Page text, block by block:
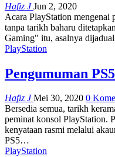
Hafiz JJun 2, 2020
Acara PlayStation mengenai
tanpa tarikh baharu
Gaming" itu, asalnya
PlayStation
Pengumuman
Hafiz JMei 30, 2020 0
Bersedia semua, tarikh
peminat konsol PlayStation.
kenyataan rasmi melalui
PS5…
PlayStation